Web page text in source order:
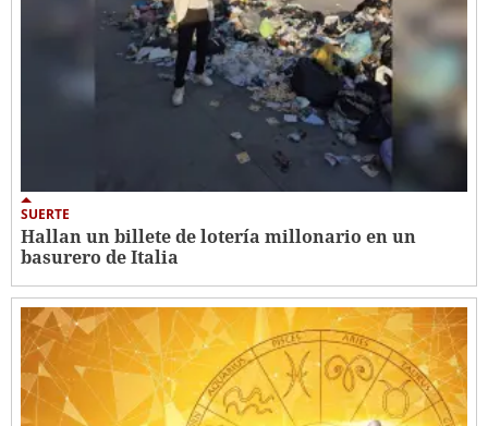
SUERTE
Hallan un billete de lotería millonario en un
basurero de Italia